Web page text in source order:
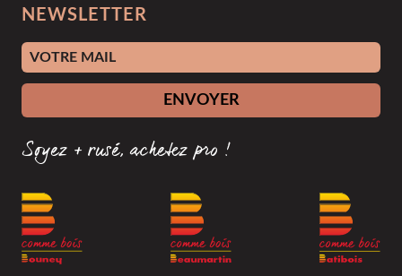
NEWSLETTER
Adresse e-mail
ENVOYER
Soyez + rusé, achetez pro !